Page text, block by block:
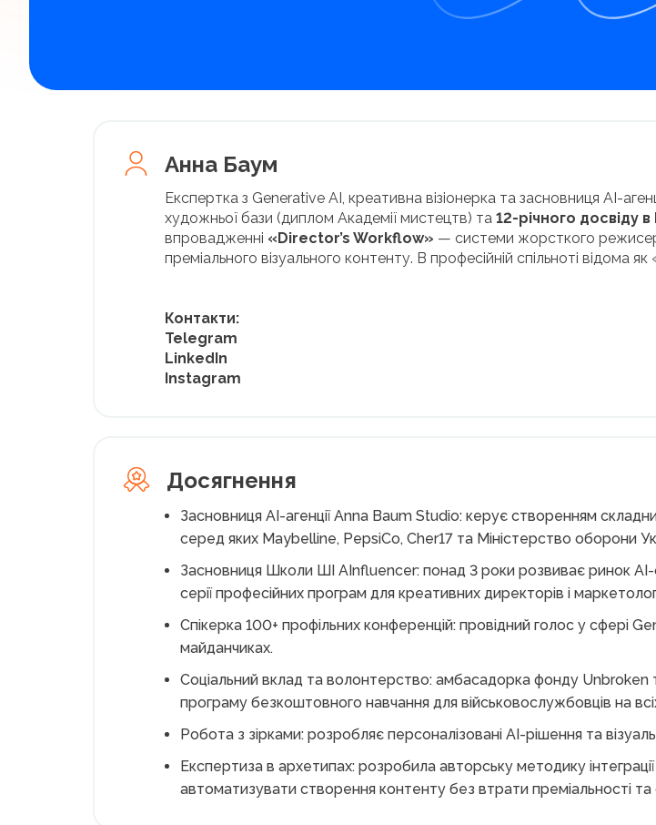
Анна Баум
Експертка з Generative AI, креативна візіонерка та засновниця AI-
художньої бази (диплом Академії мистецтв) та 12-річного досвіду в
впровадженні «Director’s Workflow» — системи жорсткого
преміального візуального контенту. В професійній спільноті відома
Контакти:
Telegram
LinkedIn
Instagram
Досягнення
Засновниця AI-агенції Anna Baum Studio: керує створенням
серед яких Maybelline, PepsiCo, Cher17 та Міністерство оборони
Засновниця Школи ШІ AInfluencer: понад 3 роки розвиває ринок AI-
серії професійних програм для креативних директорів і
Спікерка 100+ профільних конференцій: провідний голос у сфері
майданчиках.
Соціальний вклад та волонтерство: амбасадорка фонду
програму безкоштовного навчання для військовослужбовців на
Робота з зірками: розробляє персоналізовані AI-рішення та
Експертиза в архетипах: розробила авторську методику
автоматизувати створення контенту без втрати преміальності